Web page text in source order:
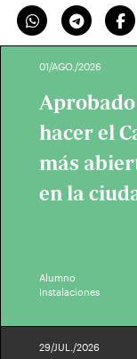
01/AGO./2026
hacer el
más
en la
Alumno
Instalaciones
29/JUL./2026